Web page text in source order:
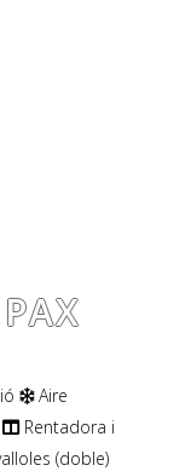
Aire
Rentadora i
(doble)